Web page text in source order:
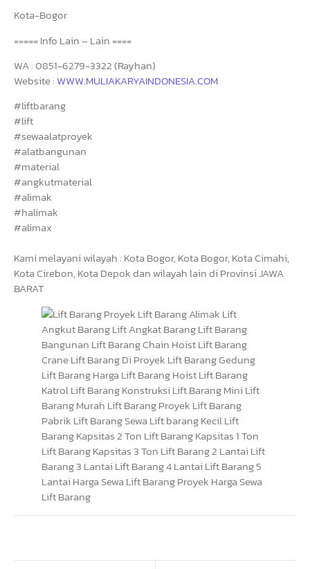
Kota-Bogor
===== Info Lain – Lain ====
WA : 0851-6279-3322 (Rayhan)
Website : WWW.MULIAKARYAINDONESIA.COM
#liftbarang
#lift
#sewaalatproyek
#alatbangunan
#material
#angkutmaterial
#alimak
#halimak
#alimax
Kami melayani wilayah : Kota Bogor, Kota Bogor, Kota Cimahi,
Kota Cirebon, Kota Depok dan wilayah lain di Provinsi JAWA
BARAT